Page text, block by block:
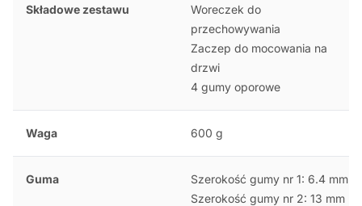
Składowe zestawu
Woreczek do
przechowywania
Zaczep do mocowania na
drzwi
4 gumy oporowe
Waga 600 g
Guma
Szerokość gumy nr 1: 6.4 mm
Szerokość gumy nr 2: 13 mm